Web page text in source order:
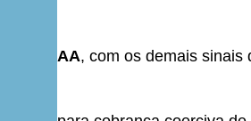
AA, com os demais sinais